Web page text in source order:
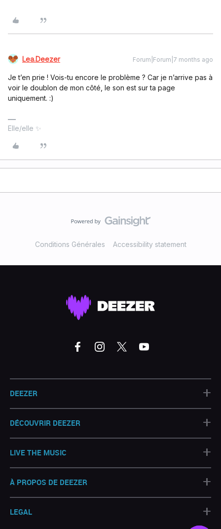
Lea.Deezer Forum|Forum|7 months ago
Je t’en prie ! Vois-tu encore le problème ? Car je n’arrive pas à
voir le doublon de mon côté, le son est sur ta page
uniquement. :)
Elle/elle ✨
Conditions Générales Accessibility statement
DEEZER +
DÉCOUVRIR DEEZER +
LIVE THE MUSIC +
À PROPOS DE DEEZER +
LEGAL +